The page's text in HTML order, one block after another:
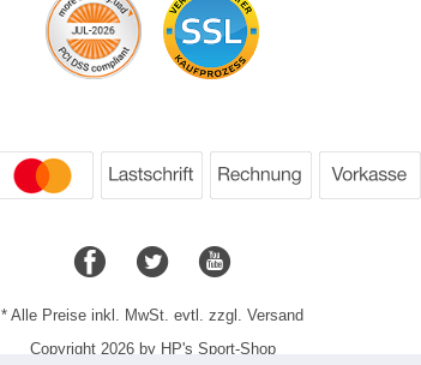
* Alle Preise inkl. MwSt. evtl. zzgl. Versand
Copyright 2026 by HP's Sport-Shop